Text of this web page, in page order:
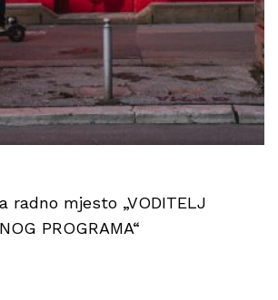
radno mjesto „VODITELJ
PROGRAMA“